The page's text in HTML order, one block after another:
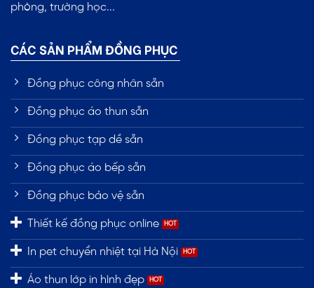
phòng, trường học...
CÁC SẢN PHẨM ĐỒNG PHỤC
Đồng phục công nhân sẵn
Đồng phục áo thun sẵn
Đồng phục tạp dề sẵn
Đồng phục áo bếp sẵn
Đồng phục bảo vệ sẵn
Thiết kế đồng phục online
In pet chuyển nhiệt tại Hà Nội
Áo thun lớp in hình đẹp